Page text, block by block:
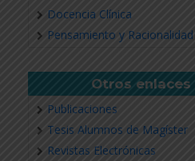
Docencia Clínica
Pensamiento y Racionalidad
Otros enlaces
Publicaciones
Tesis Alumnos de Magíster
Revistas Electrónicas